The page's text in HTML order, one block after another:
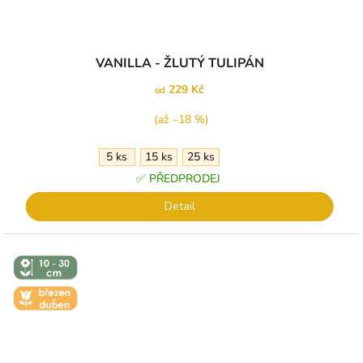
VANILLA - ŽLUTÝ TULIPÁN
od 229 Kč
(až –18 %)
5 ks 15 ks
25 ks
✅ PŘEDPRODEJ
Detail
↕️ VÝŠKA 10
- 30 CM
🌼 KVĚT -
BŘEZEN -
DUBEN